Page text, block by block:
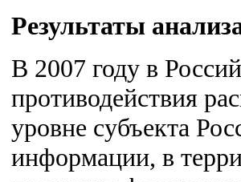
Результаты
В 2007 году в
противодействия
уровне субъекта
информации, в